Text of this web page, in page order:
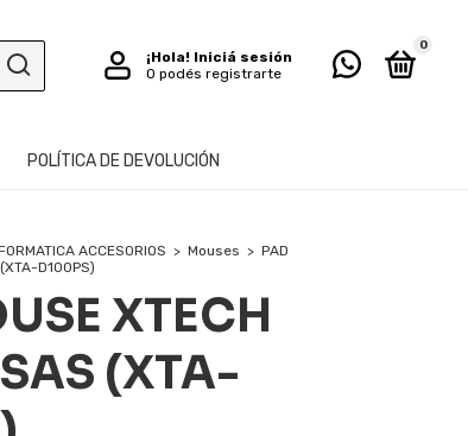
¡Hola! Iniciá sesión
O podés registrarte
0
POLÍTICA DE DEVOLUCIÓN
ACCESORIOS > Mouses > PAD
D100PS)
XTECH
(XTA-